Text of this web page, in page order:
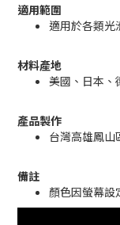
適用範圍
適用於各類光
材料產地
美國、日本、
產品製作
台灣高雄鳳山
備註
顏色因螢幕設